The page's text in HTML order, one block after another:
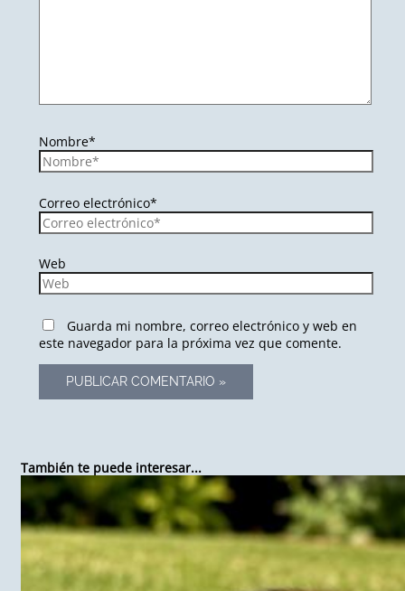
Nombre*
Correo electrónico*
Web
Guarda mi nombre, correo electrónico y web en
este navegador para la próxima vez que comente.
También te puede interesar...